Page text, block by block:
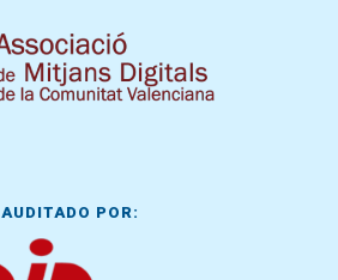
AUDITADO POR: